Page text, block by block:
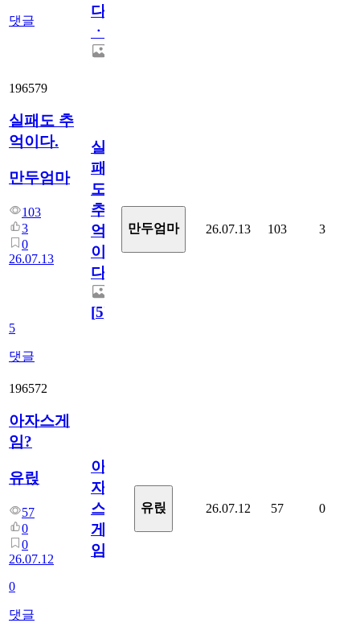
댓글
다
ㆍ
196579
실패도 추
억이다.
만두엄마
103
3
0
26.07.13
5
댓글
실
패
도
추
억
이
다.
[5]
만두엄마 26.07.13 103 3
196572
아자스게
임?
유릱
57
0
0
26.07.12
0
댓글
아
자
스
게
임?
유릱 26.07.12 57 0